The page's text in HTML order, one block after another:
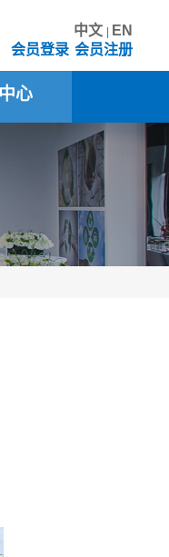
中文
EN
会员登录 会员注册
心